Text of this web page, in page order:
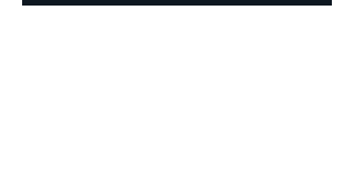
정부는 AI 규제를 '강화'해야 합니다: 세일